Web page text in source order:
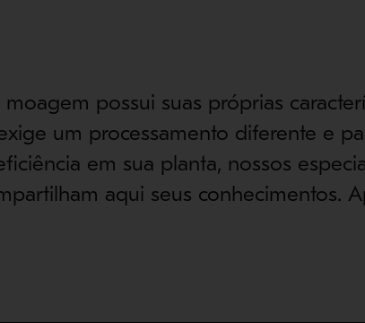
possui suas próprias
um processamento diferente e
em sua planta, nossos
aqui seus conhecimentos.